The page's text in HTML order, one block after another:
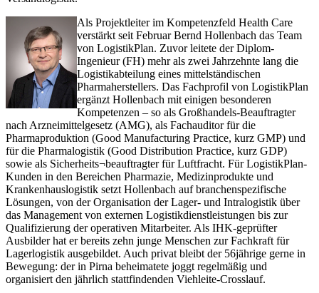
Als Projektleiter im Kompetenzfeld Health Care
verstärkt seit Februar Bernd Hollenbach das Team
von LogistikPlan. Zuvor leitete der Diplom-
Ingenieur (FH) mehr als zwei Jahrzehnte lang die
Logistikabteilung eines mittelständischen
Pharmaherstellers. Das Fachprofil von LogistikPlan
ergänzt Hollenbach mit einigen besonderen
Kompetenzen – so als Großhandels-Beauftragter
nach Arzneimittelgesetz (AMG), als Fachauditor für die
Pharmaproduktion (Good Manufacturing Practice, kurz GMP) und
für die Pharmalogistik (Good Distribution Practice, kurz GDP)
sowie als Sicherheits¬beauftragter für Luftfracht. Für LogistikPlan-
Kunden in den Bereichen Pharmazie, Medizinprodukte und
Krankenhauslogistik setzt Hollenbach auf branchenspezifische
Lösungen, von der Organisation der Lager- und Intralogistik über
das Management von externen Logistikdienstleistungen bis zur
Qualifizierung der operativen Mitarbeiter. Als IHK-geprüfter
Ausbilder hat er bereits zehn junge Menschen zur Fachkraft für
Lagerlogistik ausgebildet. Auch privat bleibt der 56jährige gerne in
Bewegung: der in Pirna beheimatete joggt regelmäßig und
organisiert den jährlich stattfindenden Viehleite-Crosslauf.